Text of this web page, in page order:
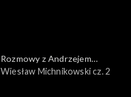
Rozmowy z Andrzejem
Doboszem
Wiesław Michnikowski cz. 2